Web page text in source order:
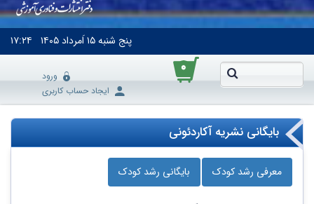
پنج شنبه۱۵ اَمرداد ۱۴۰۵ ۱۷:۲۴
۰
ورود
ایجاد حساب کاربری
بایگانی نشریه آکاردئونی
معرفی رشد کودک بایگانی رشد کودک